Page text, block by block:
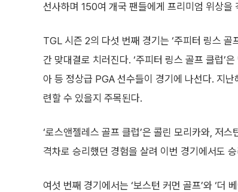
선사하며 150여 개국 팬들에게 프리미엄 위상을
TGL 시즌 2의 다섯 번째 경기는 ‘주피터 링스 골
간 맞대결로 치러진다. ‘주피터 링스 골프 클럽’
아 등 정상급 PGA 선수들이 경기에 나선다. 지
련할 수 있을지 주목된다.
‘로스앤젤레스 골프 클럽’은 콜린 모리카와, 저
격차로 승리했던 경험을 살려 이번 경기에서도
여섯 번째 경기에서는 ‘보스턴 커먼 골프’와 ‘더